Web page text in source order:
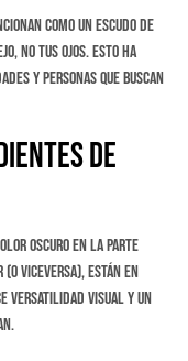
como un escudo de
no tus ojos. Esto ha
y personas que buscan
de
oscuro en la parte
viceversa), están en
versatilidad visual y un